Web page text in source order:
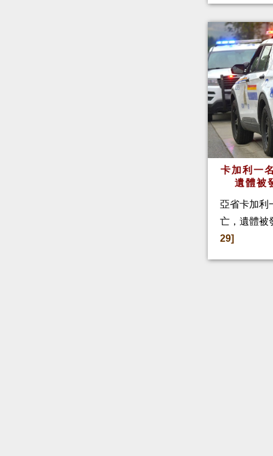
卡加利一
遺體被
亞省卡加利
亡，遺體被
29]